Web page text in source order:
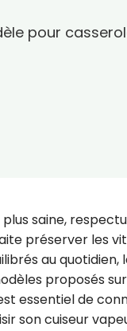
pour
saine,
préserver les
au quotidien,
proposés
essentiel de
son cuiseur